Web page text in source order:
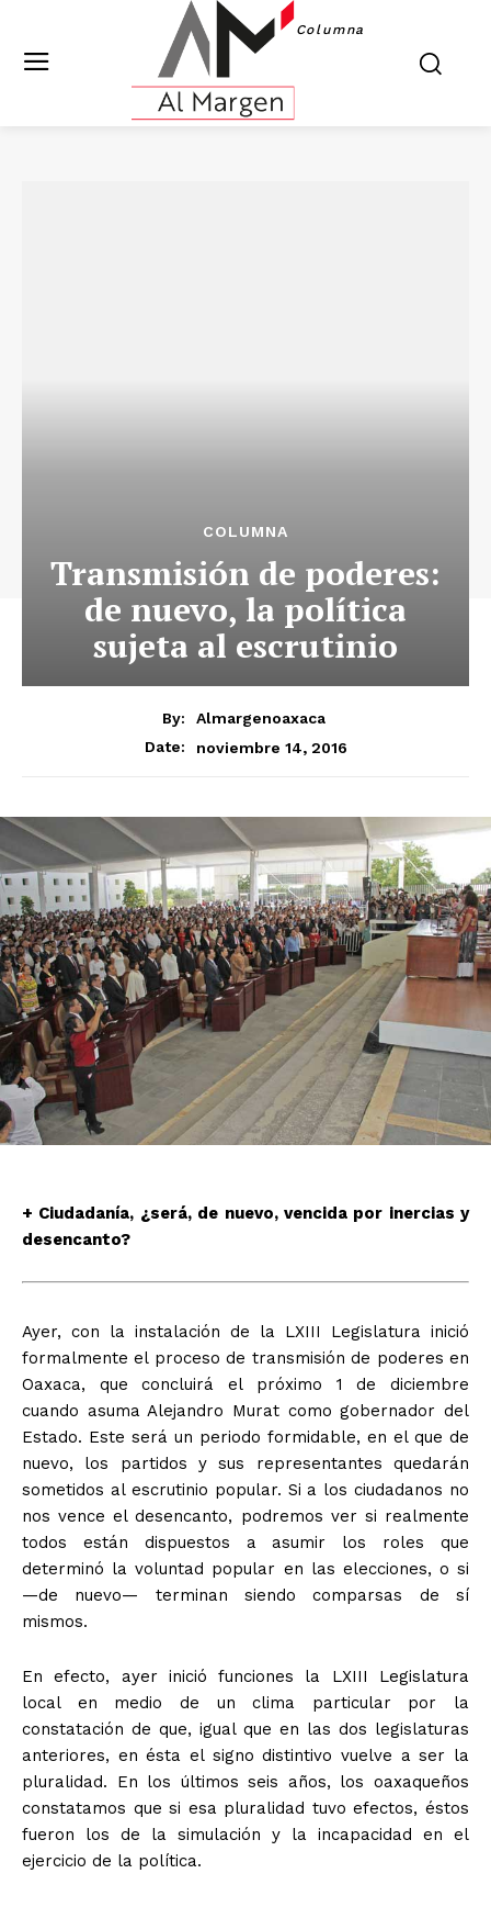
Columna
COLUMNA
Transmisión de poderes:
de nuevo, la política
sujeta al escrutinio
By:
Almargenoaxaca
Date:
noviembre 14, 2016
+ Ciudadanía, ¿será, de nuevo, vencida por inercias y
desencanto?
Ayer, con la instalación de la LXIII Legislatura inició
formalmente el proceso de transmisión de poderes en
Oaxaca, que concluirá el próximo 1 de diciembre
cuando asuma Alejandro Murat como gobernador del
Estado. Este será un periodo formidable, en el que de
nuevo, los partidos y sus representantes quedarán
sometidos al escrutinio popular. Si a los ciudadanos no
nos vence el desencanto, podremos ver si realmente
todos están dispuestos a asumir los roles que
determinó la voluntad popular en las elecciones, o si
—de nuevo— terminan siendo comparsas de sí
mismos.
En efecto, ayer inició funciones la LXIII Legislatura
local en medio de un clima particular por la
constatación de que, igual que en las dos legislaturas
anteriores, en ésta el signo distintivo vuelve a ser la
pluralidad. En los últimos seis años, los oaxaqueños
constatamos que si esa pluralidad tuvo efectos, éstos
fueron los de la simulación y la incapacidad en el
ejercicio de la política.